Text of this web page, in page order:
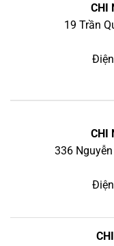
CHI
19 Trần
CHI
336